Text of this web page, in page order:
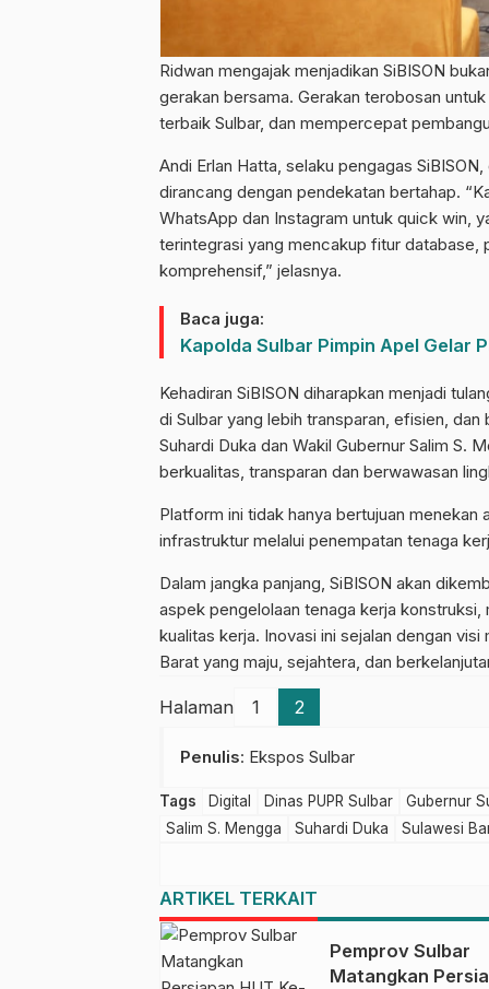
Ridwan mengajak menjadikan SiBISON
gerakan bersama. Gerakan terobosan
terbaik Sulbar, dan mempercepat
Andi Erlan Hatta, selaku pengagas
dirancang dengan pendekatan bertahap.
WhatsApp dan Instagram untuk quick win,
terintegrasi yang mencakup fitur database,
komprehensif,” jelasnya.
Baca juga:
Kapolda Sulbar Pimpin Apel Gelar
Kehadiran SiBISON diharapkan menjadi
di Sulbar yang lebih transparan, efisien, dan
Suhardi Duka dan Wakil Gubernur Salim S.
berkualitas, transparan dan berwawasan
Platform ini tidak hanya bertujuan
infrastruktur melalui penempatan tenaga
Dalam jangka panjang, SiBISON akan
aspek pengelolaan tenaga kerja
kualitas kerja. Inovasi ini sejalan dengan
Barat yang maju, sejahtera, dan
Halaman 1 2
Penulis: Ekspos Sulbar
Tags Digital Dinas PUPR Sulbar Gubernur
Salim S. Mengga
Suhardi Duka Sulawesi
ARTIKEL TERKAIT
Pemprov Sulbar
Matangkan